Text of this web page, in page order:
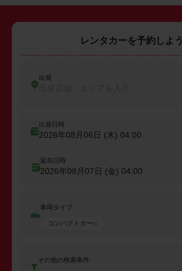
レンタカーを予約しよう
出発
出発日時
2026年08月06日 (木) 04:00
返却日時
2026年08月07日 (金) 04:00
車両タイプ
コンパクトカー
その他の検索条件